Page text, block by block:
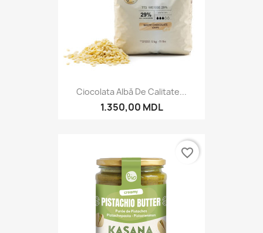
Ciocolata Albă De Calitate...
1.350,00 MDL
favorite_border